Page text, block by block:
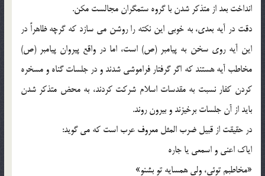
انداخت بعد از متذكر شدن با گروه ستمگران مجالست مكن.
دقت در آيه بعدي، به خوبي اين نكته را روشن مي سازد كه گرچه ظاهراً در
اين آيه روي سخن به پيامبر (ص) است، اما در واقع پيروان پيامبر (ص)
مخاطب آيه هستند كه اگر گرفتار فراموشي شدند و در جلسات گناه و مسخره
كردن كفار نسبت به مقدسات اسلام شركت كردند، به محض متذكر شدن
بايد از آن جلسات برخيزند و بيرون روند.
در حقيقت از قبيل ضرب المثل معروف عرب است كه مي گويد:
اياك اعني و اسمعي يا جاره
«مخاطبم توئي، ولي همسايه تو بشنو»